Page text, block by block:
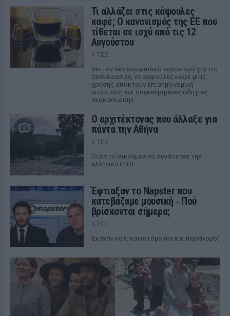
Τι αλλάζει στις κάψουλες
καφέ; Ο κανονισμός της ΕΕ που
τίθεται σε ισχύ από τις 12
Αυγούστου
ΧΤΕΣ
Με τον νέο ευρωπαϊκό κανονισμό για τις
συσκευασίες, οι κάψουλες καφέ μιας
χρήσης αποκτούν επίσημη νομική
υπόσταση και συγκεκριμένες οδηγίες
ανακύκλωσης.
Ο αρχιτέκτονας που άλλαξε για
πάντα την Αθήνα
ΧΤΕΣ
Όταν το οικουμενικό συνάντησε την
ελληνικότητα
Έφτιαξαν το Napster που
κατεβάζαμε μουσική ‑ Πού
βρίσκονται σήμερα;
ΧΤΕΣ
Έκαναν κάτι καινοτόμο (αν και παράνομο)